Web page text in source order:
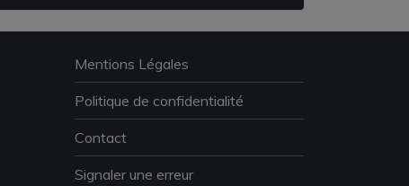
Mentions Légales
Politique de confidentialité
Contact
Signaler une erreur